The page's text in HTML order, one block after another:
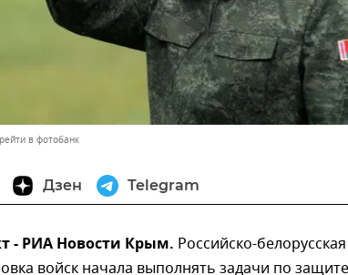
в фотобанк
Дзен Telegram
- РИА Новости Крым. Российско-белорусская
войск начала выполнять задачи по защите